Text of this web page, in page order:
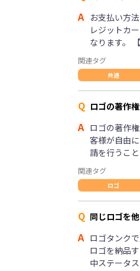
A お支払い方
レジットカ
なります。
関連タグ
共通
Q ロゴの著作
A ロゴの著作
客様が自由
請を行うこ
関連タグ
ロゴ
Q 同じロゴを
A ロゴタンク
ロゴを納品
中ステータ